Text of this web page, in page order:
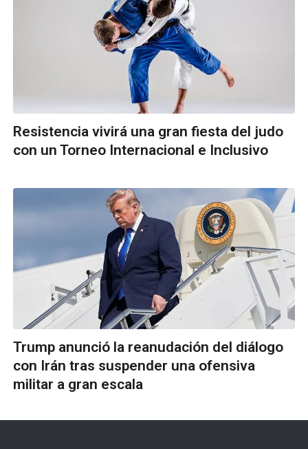
Resistencia vivirá una gran fiesta del judo
con un Torneo Internacional e Inclusivo
Trump anunció la reanudación del diálogo
con Irán tras suspender una ofensiva
militar a gran escala